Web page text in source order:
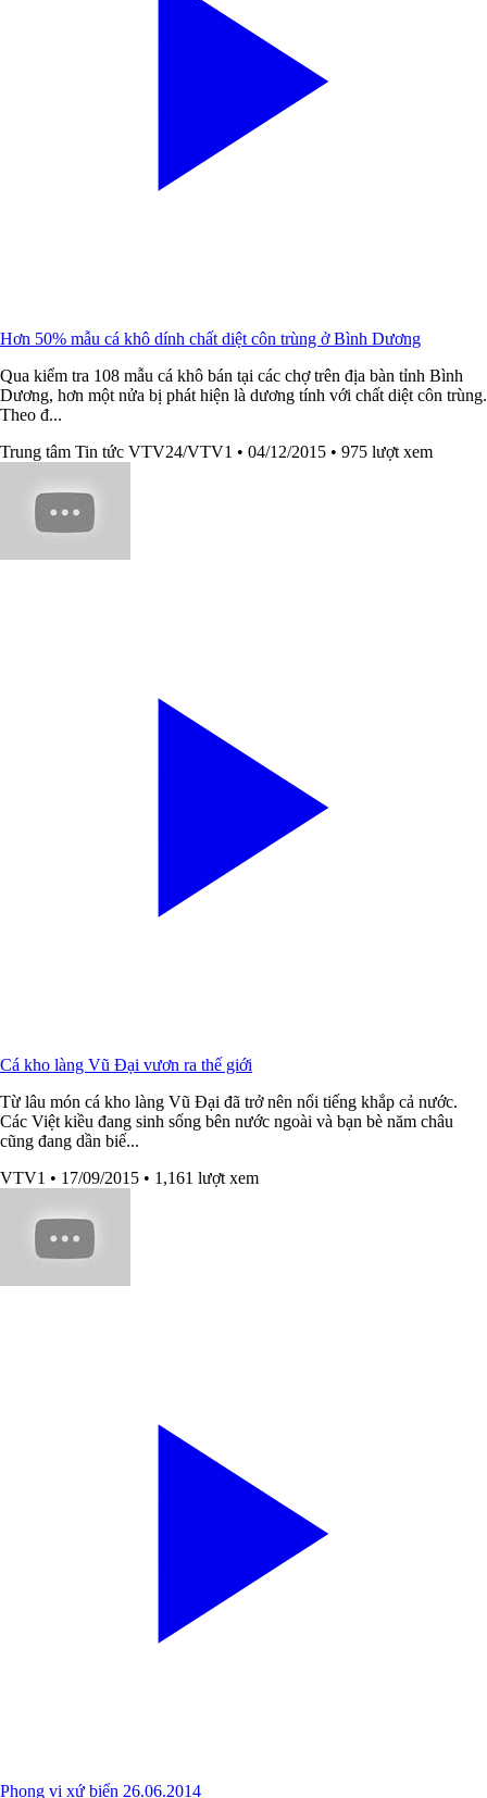
Hơn 50% mẫu cá khô dính chất diệt côn trùng ở Bình Dương
Qua kiểm tra 108 mẫu cá khô bán tại các chợ trên địa bàn tỉnh Bình
Dương, hơn một nửa bị phát hiện là dương tính với chất diệt côn trùng.
Theo đ...
Trung tâm Tin tức VTV24/VTV1 • 04/12/2015 • 975 lượt xem
Cá kho làng Vũ Đại vươn ra thế giới
Từ lâu món cá kho làng Vũ Đại đã trở nên nổi tiếng khắp cả nước.
Các Việt kiều đang sinh sống bên nước ngoài và bạn bè năm châu
cũng đang dần biế...
VTV1 • 17/09/2015 • 1,161 lượt xem
Phong vị xứ biển 26.06.2014